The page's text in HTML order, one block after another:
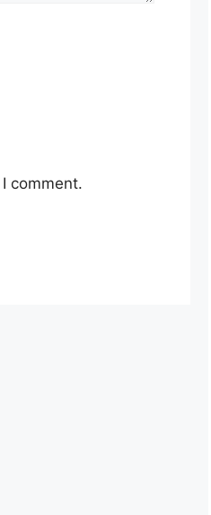
comment.